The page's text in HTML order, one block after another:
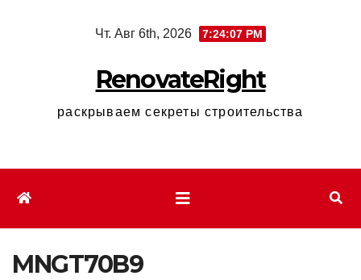
Чт. Авг 6th, 2026 7:24:08 PM
RenovateRight
раскрываем секреты строительства
MNGT70B9